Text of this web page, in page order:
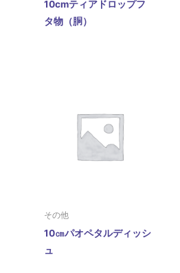
10cmティアドロップフ
タ物（胴）
その他
10㎝パオペタルディッシ
ュ